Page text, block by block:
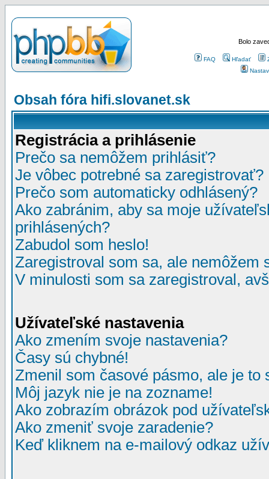
Bolo
FAQ Hľadať
Obsah fóra hifi.slovanet.sk
Registrácia a prihlásenie
Prečo sa nemôžem prihlásiť?
Je vôbec potrebné sa zaregistrovať?
Prečo som automaticky odhlásený?
Ako zabránim, aby sa moje
prihlásených?
Zabudol som heslo!
Zaregistroval som sa, ale nemôžem
V minulosti som sa zaregistroval,
Užívateľské nastavenia
Ako zmením svoje nastavenia?
Časy sú chybné!
Zmenil som časové pásmo, ale je to
Môj jazyk nie je na zozname!
Ako zobrazím obrázok pod
Ako zmeniť svoje zaradenie?
Keď kliknem na e-mailový odkaz